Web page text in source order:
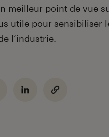
meilleur point de vue
utile pour sensibiliser
l’industrie.